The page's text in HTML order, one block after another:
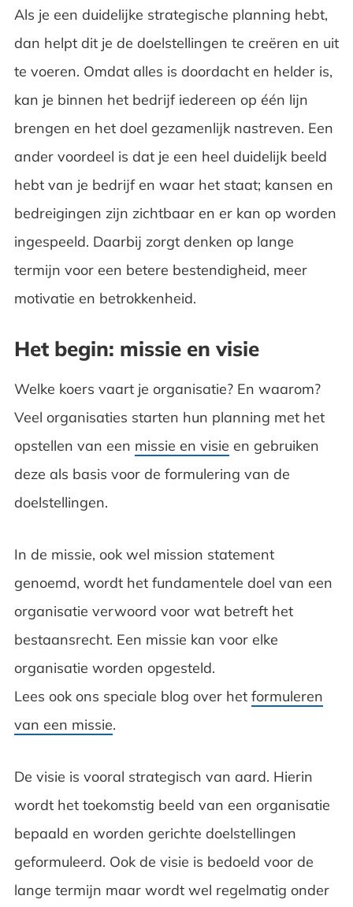
Als je een duidelijke strategische planning hebt,
dan helpt dit je de doelstellingen te creëren en uit
te voeren. Omdat alles is doordacht en helder is,
kan je binnen het bedrijf iedereen op één lijn
brengen en het doel gezamenlijk nastreven. Een
ander voordeel is dat je een heel duidelijk beeld
hebt van je bedrijf en waar het staat; kansen en
bedreigingen zijn zichtbaar en er kan op worden
ingespeeld. Daarbij zorgt denken op lange
termijn voor een betere bestendigheid, meer
motivatie en betrokkenheid.
Het begin: missie en visie
Welke koers vaart je organisatie? En waarom?
Veel organisaties starten hun planning met het
opstellen van een missie en visie en gebruiken
deze als basis voor de formulering van de
doelstellingen.
In de missie, ook wel mission statement
genoemd, wordt het fundamentele doel van een
organisatie verwoord voor wat betreft het
bestaansrecht. Een missie kan voor elke
organisatie worden opgesteld.
Lees ook ons speciale blog over het formuleren
van een missie.
De visie is vooral strategisch van aard. Hierin
wordt het toekomstig beeld van een organisatie
bepaald en worden gerichte doelstellingen
geformuleerd. Ook de visie is bedoeld voor de
lange termijn maar wordt wel regelmatig onder